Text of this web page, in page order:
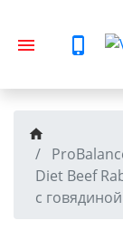
Diet Beef
с